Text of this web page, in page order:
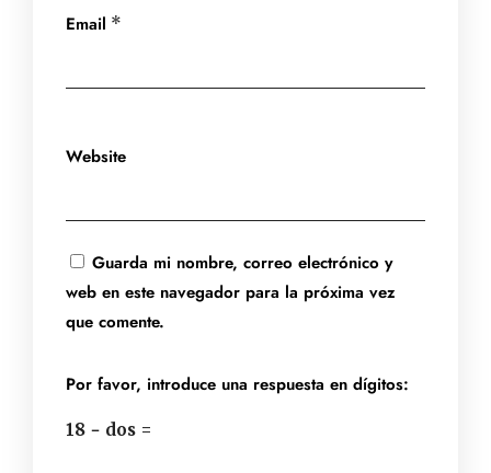
Email *
Website
Guarda mi nombre, correo electrónico y
web en este navegador para la próxima vez
que comente.
Por favor, introduce una respuesta en dígitos:
18 − dos =